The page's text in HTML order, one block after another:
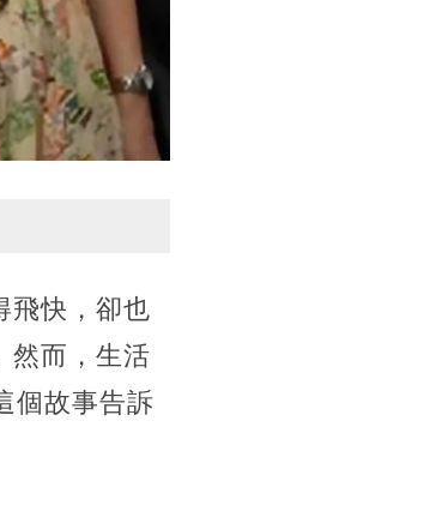
飛快，卻也
然而，生活
個故事告訴